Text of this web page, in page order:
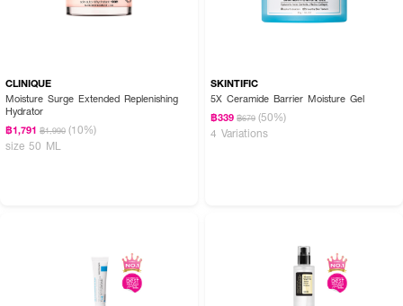
· Stronger Skin Barrier เสริมปราการผิวให้ดูแข็งแรงและสุขภาพดีขึ้น
· Firming & Elasticity Care ช่วยให้ผิวดูยืดหยุ่น กระชับ และอิ่มฟู
· Smooth Skin Texture ปรับผิวให้ดูเรียบเนียน ลดความหยาบกร้าน
· Micro Capsule Technology เทคโนโลยีไมโครแคปซูล ซึมไว กระจายตัวทั่วผิว
CLINIQUE
Moisture Surge Extended Replenishing
Hydrator
฿1,791 ฿1,990 (10%)
size 50 ML
SKINTIFIC
5X Ceramide Barrier Moisture Gel
฿339 ฿679 (50%)
4 Variations